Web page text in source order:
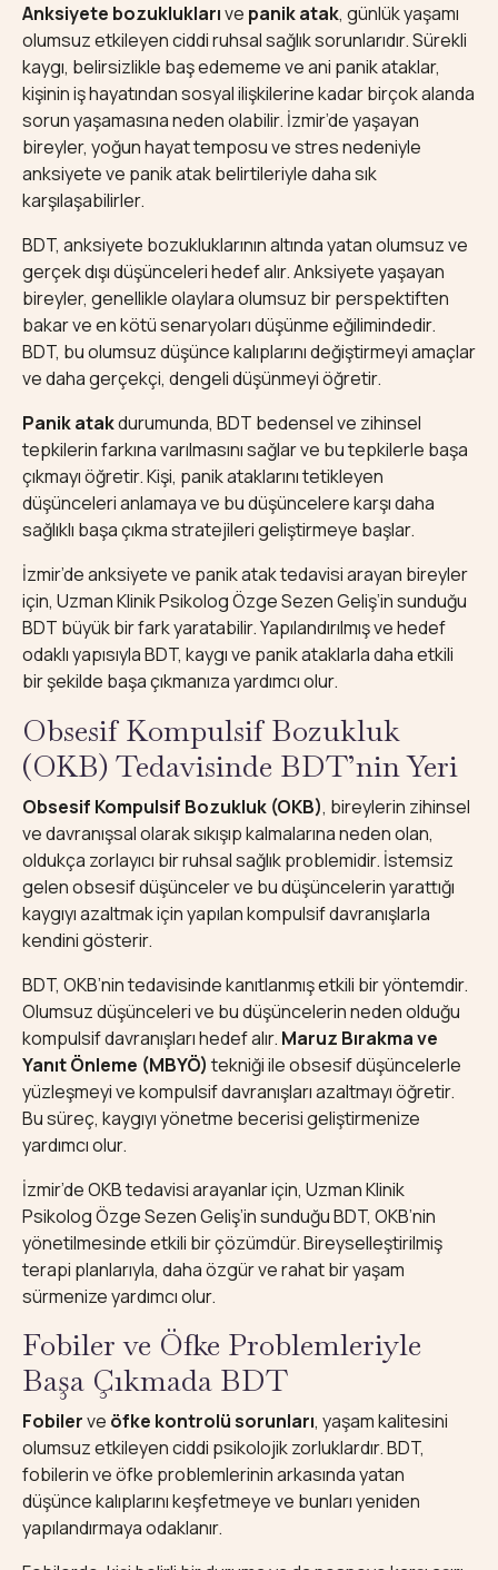
Anksiyete bozukluklarıve panik atak, günlük yaşamı
olumsuz etkileyen ciddi ruhsal sağlık sorunlarıdır. Sürekli
kaygı, belirsizlikle baş edememe ve ani panik ataklar,
kişinin iş hayatından sosyal ilişkilerine kadar birçok alanda
sorun yaşamasına neden olabilir. İzmir’de yaşayan
bireyler, yoğun hayat temposu ve stres nedeniyle
anksiyete ve panik atak belirtileriyle daha sık
karşılaşabilirler.
BDT, anksiyete bozukluklarının altında yatan olumsuz ve
gerçek dışı düşünceleri hedef alır. Anksiyete yaşayan
bireyler, genellikle olaylara olumsuz bir perspektiften
bakar ve en kötü senaryoları düşünme eğilimindedir.
BDT, bu olumsuz düşünce kalıplarını değiştirmeyi amaçlar
ve daha gerçekçi, dengeli düşünmeyi öğretir.
Panik atakdurumunda, BDT bedensel ve zihinsel
tepkilerin farkına varılmasını sağlar ve bu tepkilerle başa
çıkmayı öğretir. Kişi, panik ataklarını tetikleyen
düşünceleri anlamaya ve bu düşüncelere karşı daha
sağlıklı başa çıkma stratejileri geliştirmeye başlar.
İzmir’de anksiyete ve panik atak tedavisi arayan bireyler
için, Uzman Klinik Psikolog Özge Sezen Geliş’in sunduğu
BDT büyük bir fark yaratabilir. Yapılandırılmış ve hedef
odaklı yapısıyla BDT, kaygı ve panik ataklarla daha etkili
bir şekilde başa çıkmanıza yardımcı olur.
Obsesif Kompulsif Bozukluk
(OKB) Tedavisinde BDT’nin Yeri
Obsesif Kompulsif Bozukluk (OKB), bireylerin zihinsel
ve davranışsal olarak sıkışıp kalmalarına neden olan,
oldukça zorlayıcı bir ruhsal sağlık problemidir. İstemsiz
gelen obsesif düşünceler ve bu düşüncelerin yarattığı
kaygıyı azaltmak için yapılan kompulsif davranışlarla
kendini gösterir.
BDT, OKB’nin tedavisinde kanıtlanmış etkili bir yöntemdir.
Olumsuz düşünceleri ve bu düşüncelerin neden olduğu
kompulsif davranışları hedef alır. Maruz Bırakma ve
Yanıt Önleme (MBYÖ) tekniği ile obsesif düşüncelerle
yüzleşmeyi ve kompulsif davranışları azaltmayı öğretir.
Bu süreç, kaygıyı yönetme becerisi geliştirmenize
yardımcı olur.
İzmir’de OKB tedavisi arayanlar için, Uzman Klinik
Psikolog Özge Sezen Geliş’in sunduğu BDT, OKB’nin
yönetilmesinde etkili bir çözümdür. Bireyselleştirilmiş
terapi planlarıyla, daha özgür ve rahat bir yaşam
sürmenize yardımcı olur.
Fobiler ve Öfke Problemleriyle
Başa Çıkmada BDT
Fobilerve öfke kontrolü sorunları, yaşam kalitesini
olumsuz etkileyen ciddi psikolojik zorluklardır. BDT,
fobilerin ve öfke problemlerinin arkasında yatan
düşünce kalıplarını keşfetmeye ve bunları yeniden
yapılandırmaya odaklanır.